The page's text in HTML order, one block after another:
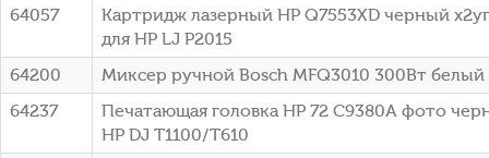
64057
Картридж лазерный HP Q7553XD черный
для HP LJ P2015
64200
Миксер ручной Bosch MFQ3010 300Вт белый
64237
Печатающая головка HP 72 C9380A фото
HP DJ T1100/T610